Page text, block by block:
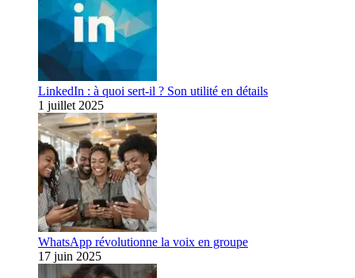
LinkedIn : à quoi sert-il ? Son utilité en détails
1 juillet 2025
WhatsApp révolutionne la voix en groupe
17 juin 2025